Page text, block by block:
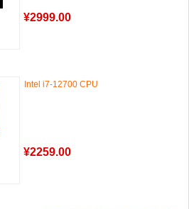
¥2999.00
Intel i7-12700 CPU
¥2259.00